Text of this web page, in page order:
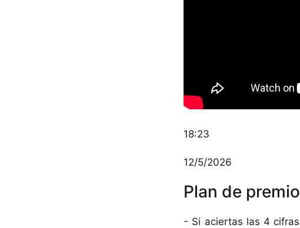
18:23
12/5/2026
Plan de
- Si aciertas las 4